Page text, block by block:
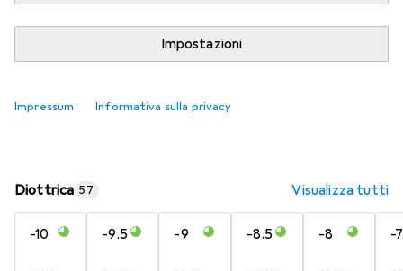
Impostazioni
Impressum Informativa sulla privacy
Aggiungi al carrello
Diottrica 57 Visualizza tutti
-10 -9.5 -9 -8.5 -8 -